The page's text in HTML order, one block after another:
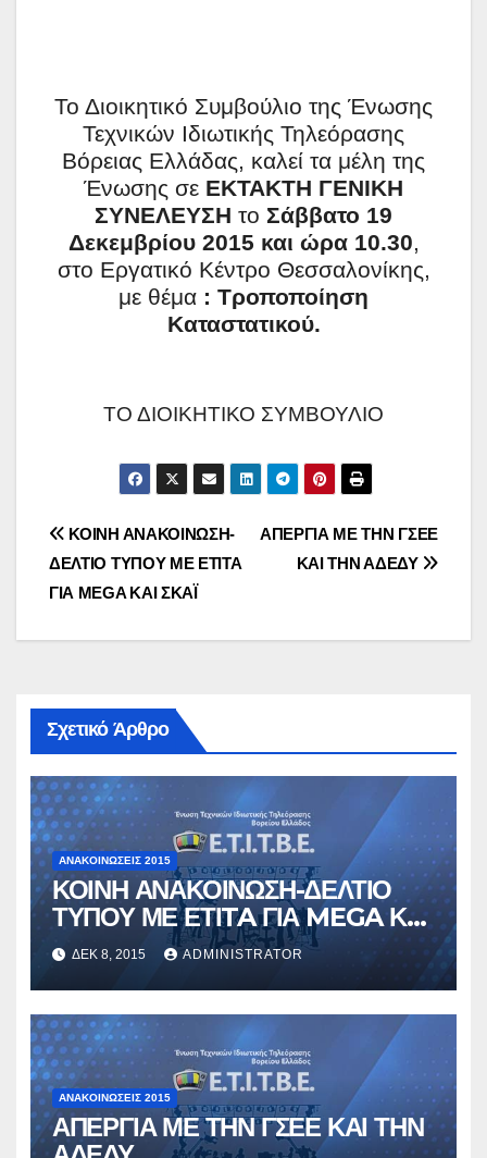
Το Διοικητικό Συμβούλιο της Ένωσης
Τεχνικών Ιδιωτικής Τηλεόρασης
Βόρειας Ελλάδας, καλεί τα μέλη της
Ένωσης σε ΕΚΤΑΚΤΗ ΓΕΝΙΚΗ
ΣΥΝΕΛΕΥΣΗ το Σάββατο 19
Δεκεμβρίου 2015 και ώρα 10.30,
στο Εργατικό Κέντρο Θεσσαλονίκης,
με θέμα : Τροποποίηση
Καταστατικού.
ΤΟ ΔΙΟΙΚΗΤΙΚΟ ΣΥΜΒΟΥΛΙΟ
Πλοήγηση
άρθρων
ΑΠΕΡΓΙΑ ΜΕ ΤΗΝ ΓΣΕΕ
ΚΑΙ ΤΗΝ ΑΔΕΔΥ
ΚΟΙΝΗ ΑΝΑΚΟΙΝΩΣΗ-
ΔΕΛΤΙΟ ΤΥΠΟΥ ΜΕ ΕΤΙTA
ΓΙΑ MEGA ΚΑΙ ΣΚΑΪ
Σχετικό Άρθρο
ΑΝΑΚΟΙΝΏΣΕΙΣ 2015
ΚΟΙΝΗ ΑΝΑΚΟΙΝΩΣΗ-ΔΕΛΤΙΟ
ΤΥΠΟΥ ΜΕ ΕΤΙTA ΓΙΑ MEGA ΚΑΙ
ΣΚΑΪ
ΔΕΚ 8, 2015 ADMINISTRATOR
ΑΝΑΚΟΙΝΏΣΕΙΣ 2015
ΑΠΕΡΓΙΑ ΜΕ ΤΗΝ ΓΣΕΕ ΚΑΙ ΤΗΝ